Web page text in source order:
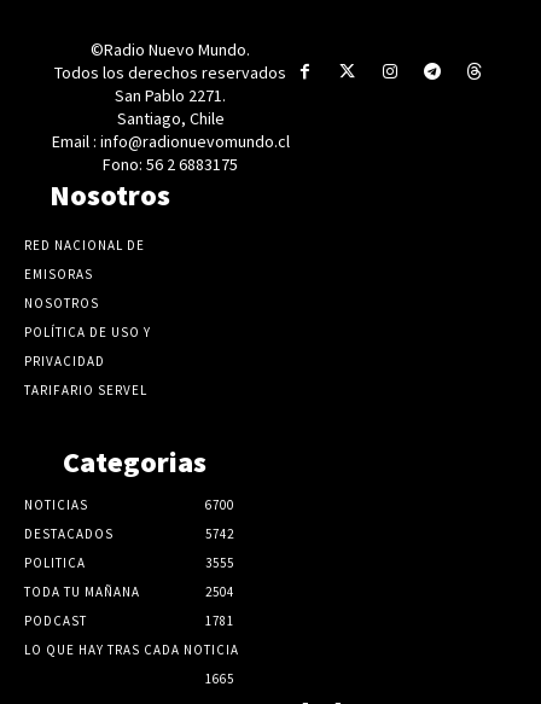
©Radio Nuevo Mundo.
Todos los derechos reservados
San Pablo 2271.
Santiago, Chile
Email : info@radionuevomundo.cl
Fono: 56 2 6883175
Nosotros
RED NACIONAL DE
EMISORAS
NOSOTROS
POLÍTICA DE USO Y
PRIVACIDAD
TARIFARIO SERVEL
Categorias
NOTICIAS
6700
DESTACADOS
5742
POLITICA
3555
TODA TU MAÑANA
2504
PODCAST
1781
LO QUE HAY TRAS CADA NOTICIA
1665